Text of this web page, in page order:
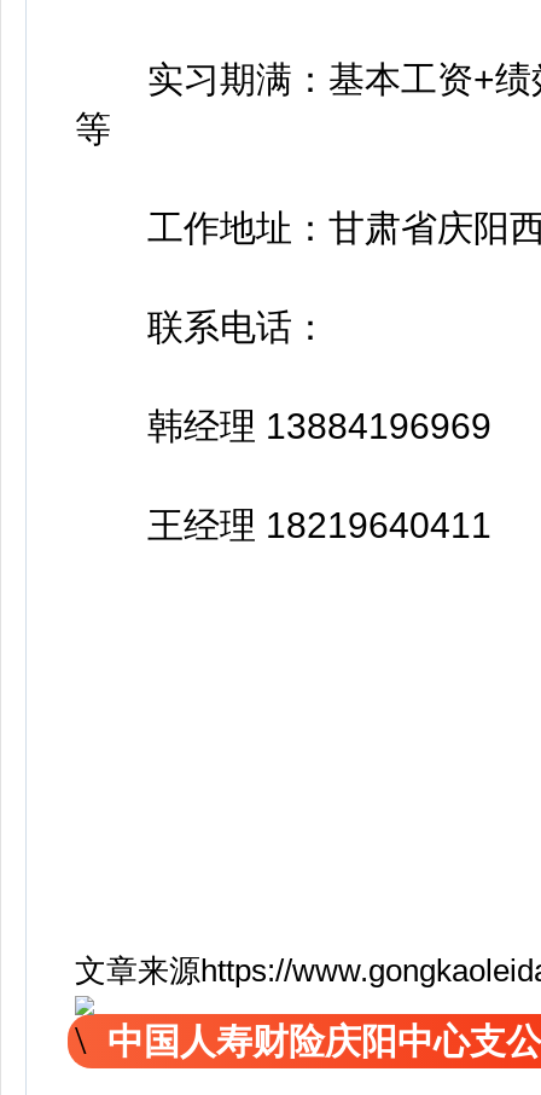
实习期满：基本工资+绩
等
工作地址：甘肃省庆阳西
联系电话：
韩经理 13884196969
王经理 18219640411
文章来源https://
中国人寿财险庆阳中心支